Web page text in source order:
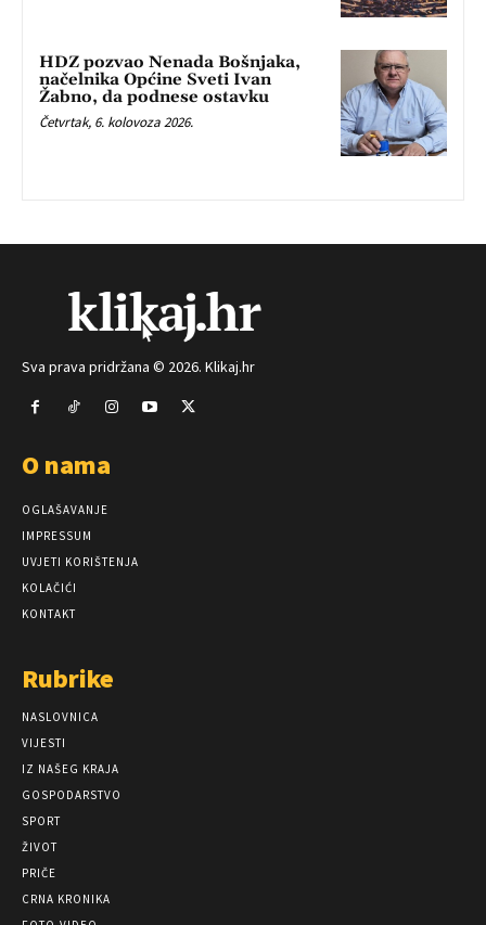
HDZ pozvao Nenada Bošnjaka,
načelnika Općine Sveti Ivan
Žabno, da podnese ostavku
Četvrtak, 6. kolovoza 2026.
Sva prava pridržana © 2026. Klikaj.hr
O nama
OGLAŠAVANJE
IMPRESSUM
UVJETI KORIŠTENJA
KOLAČIĆI
KONTAKT
Rubrike
NASLOVNICA
VIJESTI
IZ NAŠEG KRAJA
GOSPODARSTVO
SPORT
ŽIVOT
PRIČE
CRNA KRONIKA